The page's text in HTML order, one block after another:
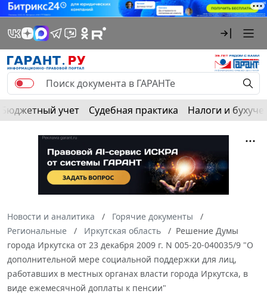
Бюджетный учет Судебная практика Налоги и
Новости и аналитика
Горячие документы
Региональные
Иркутская область
Решение Думы
города Иркутска от 23 декабря 2009 г. N 005-20-040035/9 "О
дополнительной мере социальной поддержки для лиц,
работавших в местных органах власти города Иркутска, в
виде ежемесячной доплаты к пенсии"